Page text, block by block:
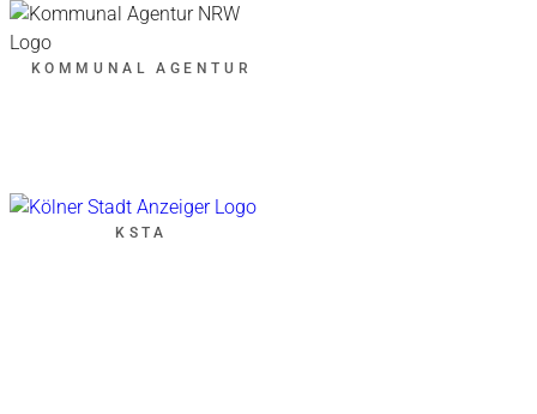
KOMMUNAL AGENTUR
KSTA